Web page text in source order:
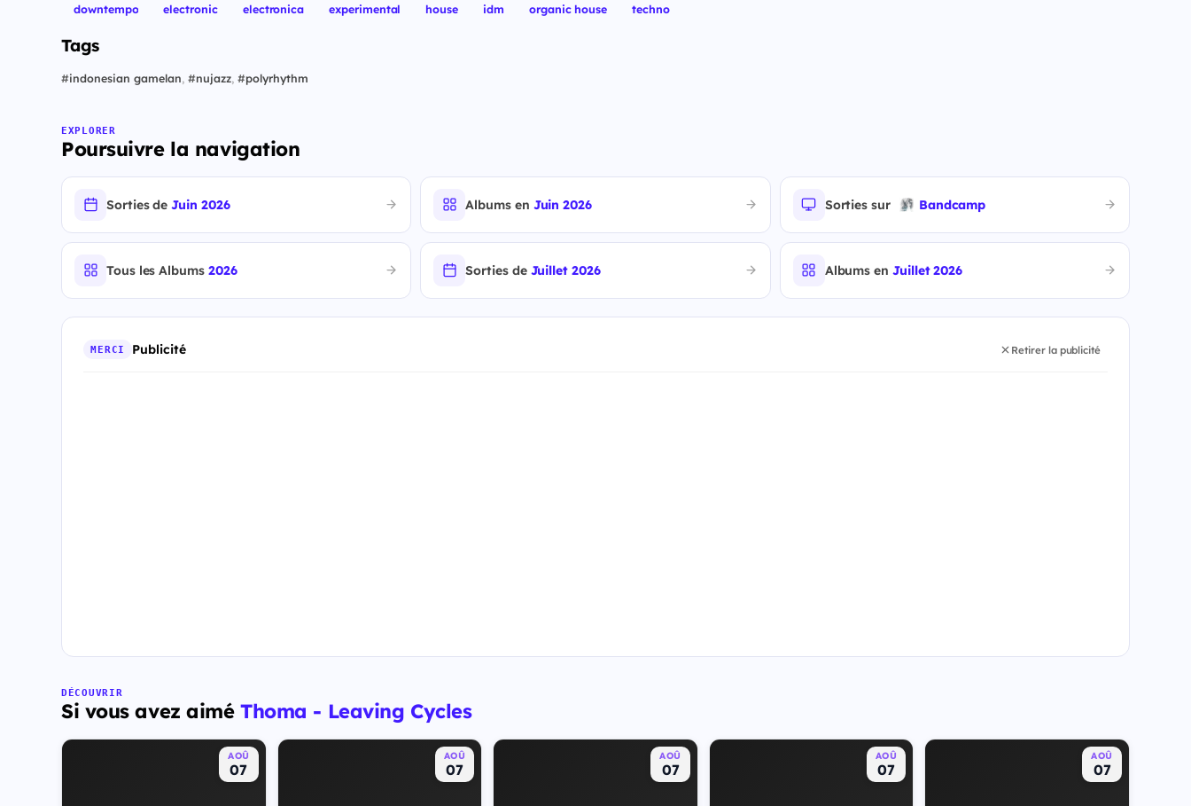
downtempo electronic electronica experimental house idm organic house techno
Tags
#indonesian gamelan, #nujazz, #polyrhythm
EXPLORER
Poursuivre la navigation
Sorties deJuin 2026 Albums en Juin 2026 Sorties sur Bandcamp
Tous les Albums 2026 Sorties de Juillet 2026 Albums en Juillet 2026
MERCI Publicité Retirer la publicité
DÉCOUVRIR
Si vous avez aiméThoma - Leaving Cycles
AOÛ
07
AOÛ
07
AOÛ
07
AOÛ
07
AOÛ
07